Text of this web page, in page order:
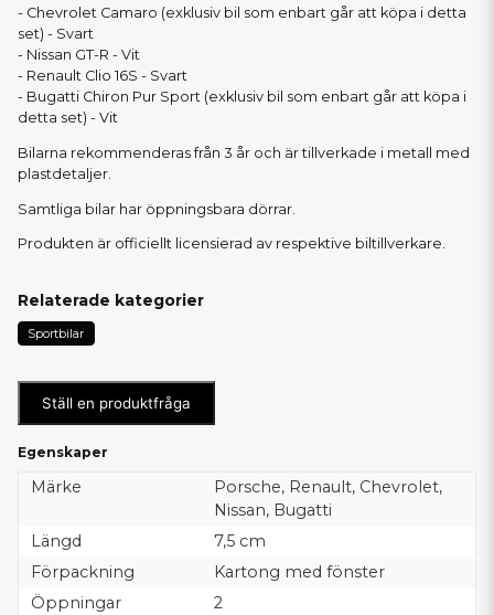
- Chevrolet Camaro (exklusiv bil som enbart går att köpa i detta
set) - Svart
- Nissan GT-R - Vit
- Renault Clio 16S - Svart
- Bugatti Chiron Pur Sport (exklusiv bil som enbart går att köpa i
detta set) - Vit
Bilarna rekommenderas från 3 år och är tillverkade i metall med
plastdetaljer.
Samtliga bilar har öppningsbara dörrar.
Produkten är officiellt licensierad av respektive biltillverkare.
Relaterade kategorier
Sportbilar
Ställ en produktfråga
Egenskaper
Märke
Porsche, Renault, Chevrolet,
Nissan, Bugatti
Längd
7,5 cm
Förpackning
Kartong med fönster
Öppningar
2